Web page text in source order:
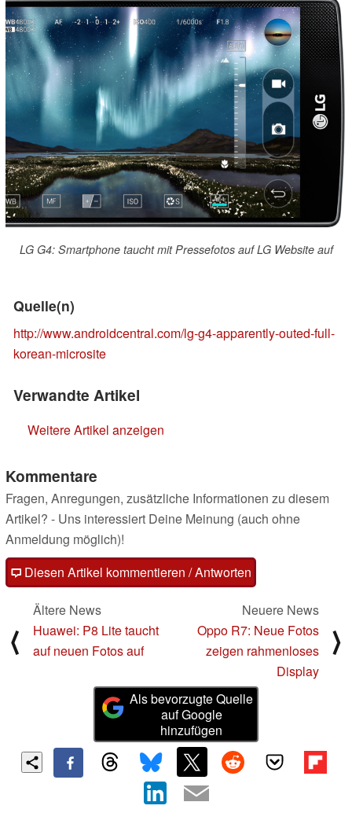
LG G4: Smartphone taucht mit Pressefotos auf LG Website auf
Quelle(n)
http://www.androidcentral.com/lg-g4-apparently-outed-full-
korean-microsite
Verwandte Artikel
Weitere Artikel anzeigen
Kommentare
Fragen, Anregungen, zusätzliche Informationen zu diesem
Artikel? - Uns interessiert Deine Meinung (auch ohne
Anmeldung möglich)!
Diesen Artikel kommentieren / Antworten
⟨
Ältere News
Huawei: P8 Lite taucht
auf neuen Fotos auf
Neuere News
Oppo R7: Neue Fotos
zeigen rahmenloses
Display
⟩
Als bevorzugte Quelle
auf Google
hinzufügen